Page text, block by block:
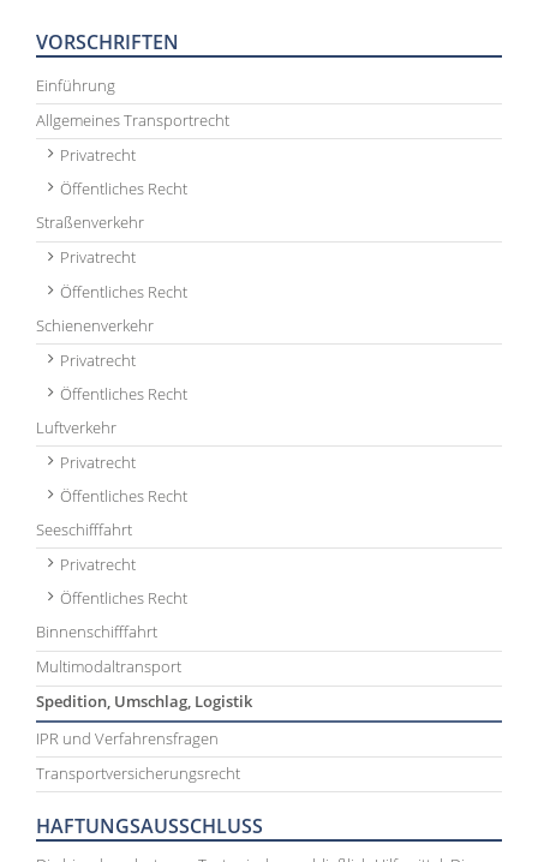
VORSCHRIFTEN
Einführung
Allgemeines Transportrecht
Privatrecht
Öffentliches Recht
Straßenverkehr
Privatrecht
Öffentliches Recht
Schienenverkehr
Privatrecht
Öffentliches Recht
Luftverkehr
Privatrecht
Öffentliches Recht
Seeschifffahrt
Privatrecht
Öffentliches Recht
Binnenschifffahrt
Multimodaltransport
Spedition, Umschlag, Logistik
IPR und Verfahrensfragen
Transportversicherungsrecht
HAFTUNGSAUSSCHLUSS